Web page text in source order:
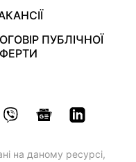
ПУБЛІЧНОЇ
на даному ресурсі,